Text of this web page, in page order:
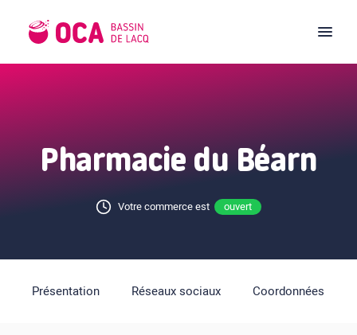
Pharmacie du Béarn
Votre commerce est ouvert
Présentation Réseaux sociaux Coordonnées